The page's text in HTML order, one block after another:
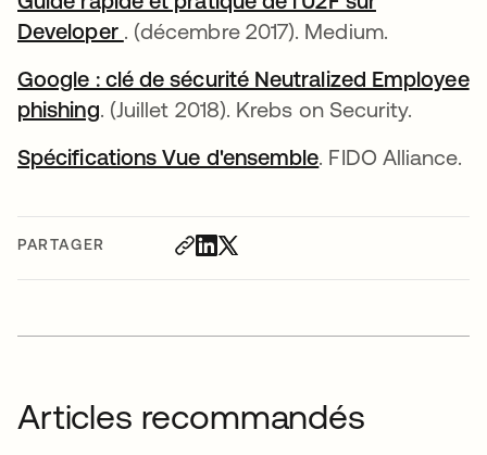
PARTAGER
Developer s’ouvre dans un nouvel onglet
. (décembre 2017). Medium.
Google : clé de sécurité Neutralized Employee
phishings’ouvre dans un nouvel onglet
. (Juillet 2018). Krebs on Security.
Spécifications Vue d'ensembles’ouvre dans un
. FIDO Alliance.
Articles recommandés